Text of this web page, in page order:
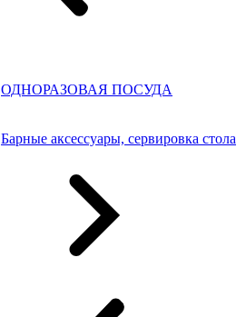
ОДНОРАЗОВАЯ ПОСУДА
Барные аксессуары, сервировка стола